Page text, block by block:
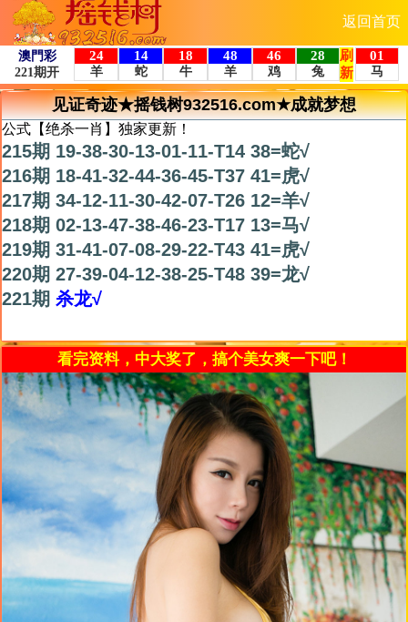
返回首页
见证奇迹★摇钱树932516.com★成就梦想
公式【绝杀一肖】独家更新！
215期 19-38-30-13-01-11-T14 38=蛇√
216期 18-41-32-44-36-45-T37 41=虎√
217期 34-12-11-30-42-07-T26 12=羊√
218期 02-13-47-38-46-23-T17 13=马√
219期 31-41-07-08-29-22-T43 41=虎√
220期 27-39-04-12-38-25-T48 39=龙√
221期 杀龙√
看完资料，中大奖了，搞个美女爽一下吧！